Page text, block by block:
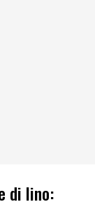
di lino: